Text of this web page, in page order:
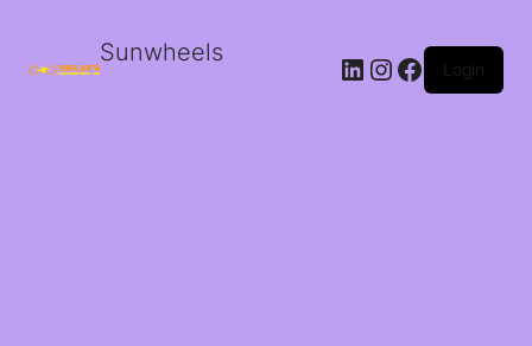
Sunwheels LinkedIn
Instagram
Facebook
Login